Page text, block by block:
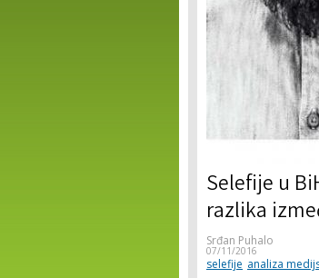
Selefije u
razlika
Srđan Puhalo
07/11/2016
selefije analiza